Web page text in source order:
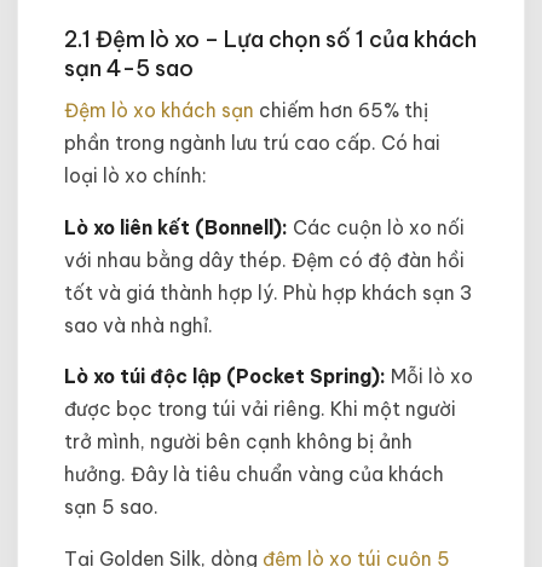
2.1 Đệm lò xo – Lựa chọn số 1 của khách
sạn 4-5 sao
Đệm lò xo khách sạn chiếm hơn 65% thị
phần trong ngành lưu trú cao cấp. Có hai
loại lò xo chính:
Lò xo liên kết (Bonnell): Các cuộn lò xo nối
với nhau bằng dây thép. Đệm có độ đàn hồi
tốt và giá thành hợp lý. Phù hợp khách sạn 3
sao và nhà nghỉ.
Lò xo túi độc lập (Pocket Spring): Mỗi lò xo
được bọc trong túi vải riêng. Khi một người
trở mình, người bên cạnh không bị ảnh
hưởng. Đây là tiêu chuẩn vàng của khách
sạn 5 sao.
Tại Golden Silk, dòng đệm lò xo túi cuộn 5